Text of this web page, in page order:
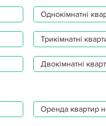
Однокімнатні
Трикімнатні
Двокімнатні
Оренда квартир